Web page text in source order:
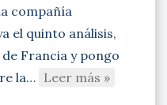
compañía
el quinto análisis,
Francia y pongo
la… Leer más »